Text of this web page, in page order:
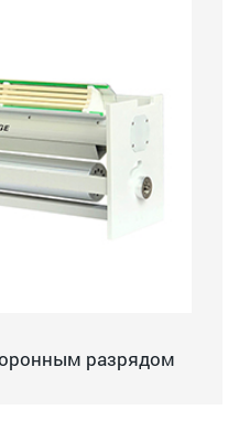
разрядом